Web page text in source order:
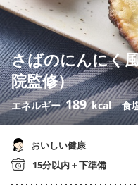
さばのにんにく
院監修）
エネルギー189 kcal 食
おいしい健康
15分以内＋下準備